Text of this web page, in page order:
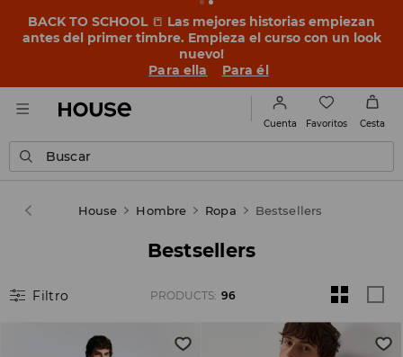
OMG, ¡qué barato! Déjate sorprender: descubre los
nuevos precios en VENTAS ➡️
Para ella
Para él
Cuenta Favoritos Cesta
Buscar
House Hombre Ropa Bestsellers
Bestsellers
Filtro PRODUCTS: 96